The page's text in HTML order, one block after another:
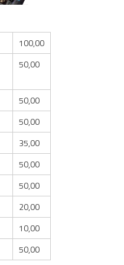
100,00
50,00
50,00
50,00
35,00
50,00
50,00
20,00
10,00
50,00